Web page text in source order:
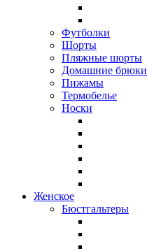
Футболки
Шорты
Пляжные шорты
Домашние брюки
Пижамы
Термобелье
Носки
Женское
Бюстгальтеры